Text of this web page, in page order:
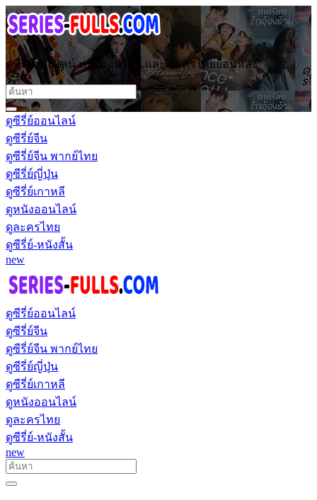
ดูซีรี่ย์ออนไลน์ หนังออนไลน์ และ ละครไทยย้อนหลัง
ดูซีรี่ย์ออนไลน์
ดูซีรี่ย์จีน
ดูซีรี่ย์จีน พากย์ไทย
ดูซีรี่ย์ญี่ปุ่น
ดูซีรี่ย์เกาหลี
ดูหนังออนไลน์
ดูละครไทย
ดูซีรี่ย์-หนังสั้น
new
ดูซีรี่ย์ออนไลน์
ดูซีรี่ย์จีน
ดูซีรี่ย์จีน พากย์ไทย
ดูซีรี่ย์ญี่ปุ่น
ดูซีรี่ย์เกาหลี
ดูหนังออนไลน์
ดูละครไทย
ดูซีรี่ย์-หนังสั้น
new